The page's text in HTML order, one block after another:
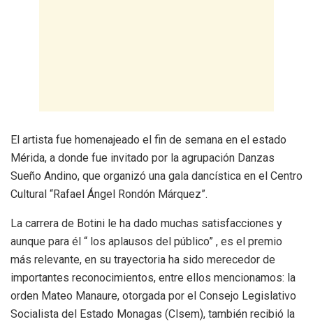
El artista fue homenajeado el fin de semana en el estado
Mérida, a donde fue invitado por la agrupación Danzas
Sueño Andino, que organizó una gala dancística en el Centro
Cultural “Rafael Ángel Rondón Márquez”.
La carrera de Botini le ha dado muchas satisfacciones y
aunque para él “ los aplausos del público” , es el premio
más relevante, en su trayectoria ha sido merecedor de
importantes reconocimientos, entre ellos mencionamos: la
orden Mateo Manaure, otorgada por el Consejo Legislativo
Socialista del Estado Monagas (Clsem), también recibió la